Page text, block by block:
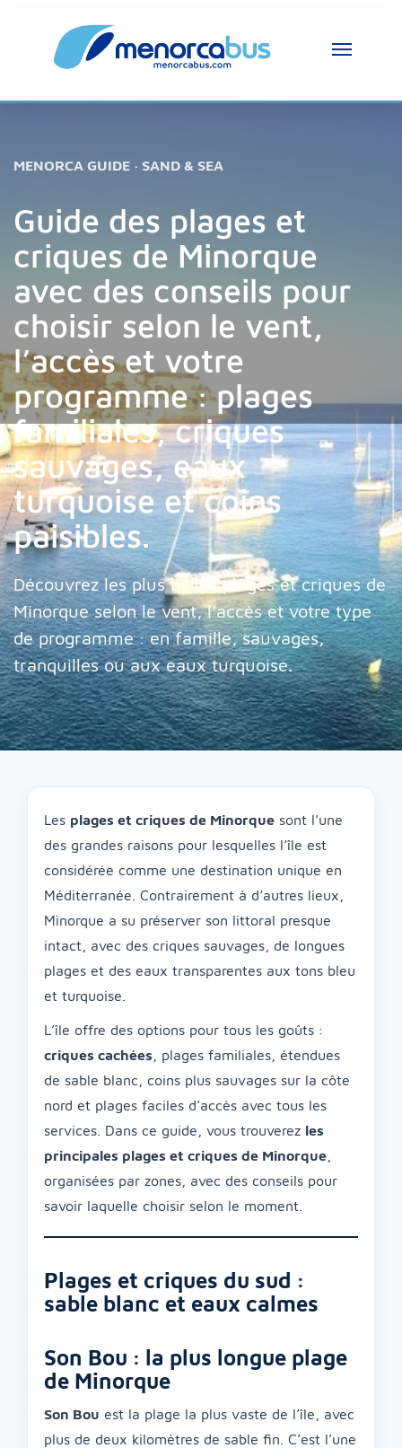
MENORCA GUIDE · SAND & SEA
Guide des plages et
criques de Minorque
avec des conseils pour
choisir selon le vent,
l’accès et votre
programme : plages
familiales, criques
sauvages, eaux
turquoise et coins
paisibles.
Découvrez les plus belles plages et criques de
Minorque selon le vent, l’accès et votre type
de programme : en famille, sauvages,
tranquilles ou aux eaux turquoise.
Les plages et criques de Minorque sont l’une
des grandes raisons pour lesquelles l’île est
considérée comme une destination unique en
Méditerranée. Contrairement à d’autres lieux,
Minorque a su préserver son littoral presque
intact, avec des criques sauvages, de longues
plages et des eaux transparentes aux tons bleu
et turquoise.
L’île offre des options pour tous les goûts :
criques cachées , plages familiales, étendues
de sable blanc, coins plus sauvages sur la côte
nord et plages faciles d’accès avec tous les
services. Dans ce guide, vous trouverez les
principales plages et criques de Minorque
organisées par zones, avec des conseils pour
savoir laquelle choisir selon le moment.
Plages et criques du sud :
sable blanc et eaux calmes
Son Bou : la plus longue plage
de Minorque
Son Bou est la plage la plus vaste de l’île, avec
plus de deux kilomètres de sable fin. C’est l’une